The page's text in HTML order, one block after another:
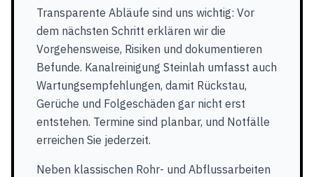
Transparente Abläufe sind uns wichtig: Vor
dem nächsten Schritt erklären wir die
Vorgehensweise, Risiken und dokumentieren
Befunde. Kanalreinigung Steinlah umfasst auch
Wartungsempfehlungen, damit Rückstau,
Gerüche und Folgeschäden gar nicht erst
entstehen. Termine sind planbar, und Notfälle
erreichen Sie jederzeit.
Neben klassischen Rohr- und Abflussarbeiten